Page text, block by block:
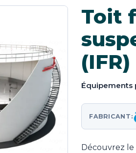
Toit
(IFR)
Équipements
FABRICANT:
Découvrez